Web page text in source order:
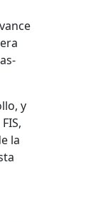
y
la